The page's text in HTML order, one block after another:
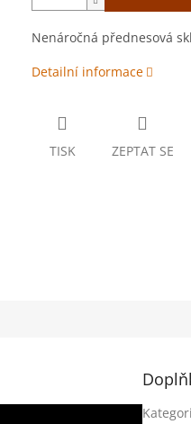
Nenáročná přednesová
Detailní informace
TISK ZEPTAT SE